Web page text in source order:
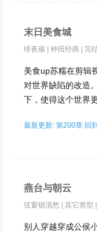
末日美食城
绯夜殇 | 种田经商 | 完
美食up苏糯在剪辑
对世界缺陷的改造
下，使得这个世界更
最新更新: 第200章 回
燕台与朝云
弦窗锁清愁 | 其它类型 |
别人穿越穿成公侯